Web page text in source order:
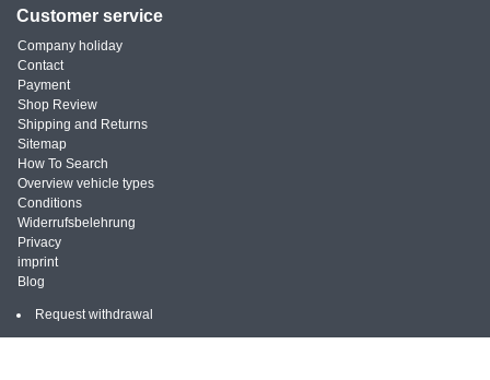
Customer service
Company holiday
Contact
Payment
Shop Review
Shipping and Returns
Sitemap
How To Search
Overview vehicle types
Conditions
Widerrufsbelehrung
Privacy
imprint
Blog
Request withdrawal